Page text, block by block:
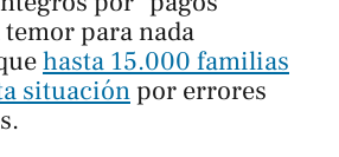
para nada
hasta 15.000 familias
situación por errores